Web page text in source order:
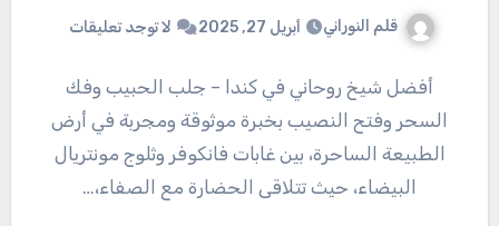
قلم النوراني أبريل 27, 2025 لا توجد تعليقات
أفضل شيخ روحاني في كندا – جلب الحبيب وفك
السحر وفتح النصيب بخبرة موثوقة ومجربة في أرض
الطبيعة الساحرة، بين غابات فانكوفر وثلوج مونتريال
البيضاء، حيث تتلاقى الحضارة مع الصفاء،…